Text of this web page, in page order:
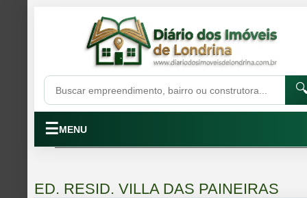
☰MENU
ED. RESID. VILLA DAS PAINEIRAS